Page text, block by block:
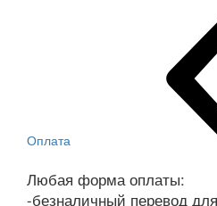
Оплата
Любая форма оплаты:
-безналичный перевод